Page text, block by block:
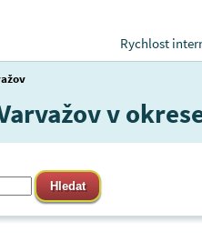
Rychlost
v